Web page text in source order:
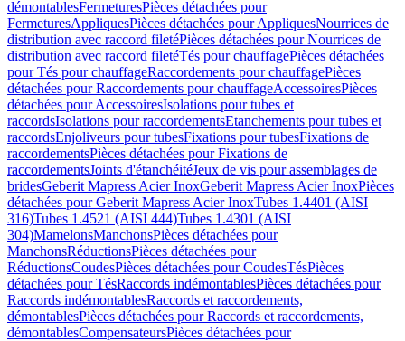
démontablesFermeturesPièces détachées pour
FermeturesAppliquesPièces détachées pour AppliquesNourrices de
distribution avec raccord filetéPièces détachées pour Nourrices de
distribution avec raccord filetéTés pour chauffagePièces détachées
pour Tés pour chauffageRaccordements pour chauffagePièces
détachées pour Raccordements pour chauffageAccessoiresPièces
détachées pour AccessoiresIsolations pour tubes et
raccordsIsolations pour raccordementsEtanchements pour tubes et
raccordsEnjoliveurs pour tubesFixations pour tubesFixations de
raccordementsPièces détachées pour Fixations de
raccordementsJoints d'étanchéitéJeux de vis pour assemblages de
bridesGeberit Mapress Acier InoxGeberit Mapress Acier InoxPièces
détachées pour Geberit Mapress Acier InoxTubes 1.4401 (AISI
316)Tubes 1.4521 (AISI 444)Tubes 1.4301 (AISI
304)MamelonsManchonsPièces détachées pour
ManchonsRéductionsPièces détachées pour
RéductionsCoudesPièces détachées pour CoudesTésPièces
détachées pour TésRaccords indémontablesPièces détachées pour
Raccords indémontablesRaccords et raccordements,
démontablesPièces détachées pour Raccords et raccordements,
démontablesCompensateursPièces détachées pour